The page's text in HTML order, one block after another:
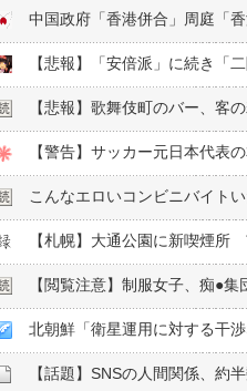
【悲報】「安倍派」に続き
【悲報】歌舞伎町のバー、客
【警告】サッカー元日本代表
こんなエロいコンビニバイト
【札幌】大通公園に新喫煙
【閲覧注意】制服女子、痴●︎
北朝鮮「衛星運用に対する干
【話題】SNSの人間関係、約